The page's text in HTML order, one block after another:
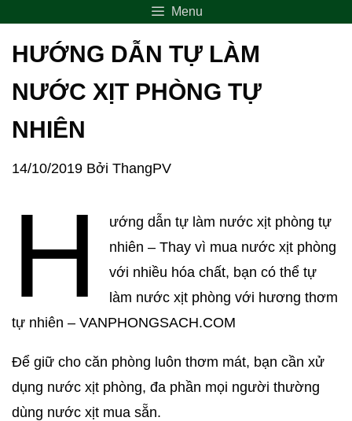
Menu
HƯỚNG DẪN TỰ LÀM
NƯỚC XỊT PHÒNG TỰ
NHIÊN
14/10/2019 Bởi ThangPV
H
ướng dẫn tự làm nước xịt phòng tự
nhiên – Thay vì mua nước xịt phòng
với nhiều hóa chất, bạn có thể tự
làm nước xịt phòng với hương thơm
tự nhiên – VANPHONGSACH.COM
Để giữ cho căn phòng luôn thơm mát, bạn cần xử
dụng nước xịt phòng, đa phần mọi người thường
dùng nước xịt mua sẵn.